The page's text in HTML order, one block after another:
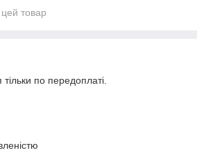
товар
по передоплаті.